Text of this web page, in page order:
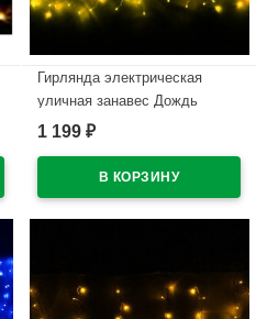
Гирлянда электрическая
уличная занавес Дождь
1,5*2,5м 360LED цвет желтый
арт.196-532
1 199 ₽